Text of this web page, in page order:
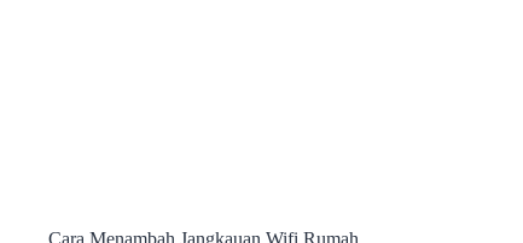
Cara Menambah Jangkauan Wifi Rumah